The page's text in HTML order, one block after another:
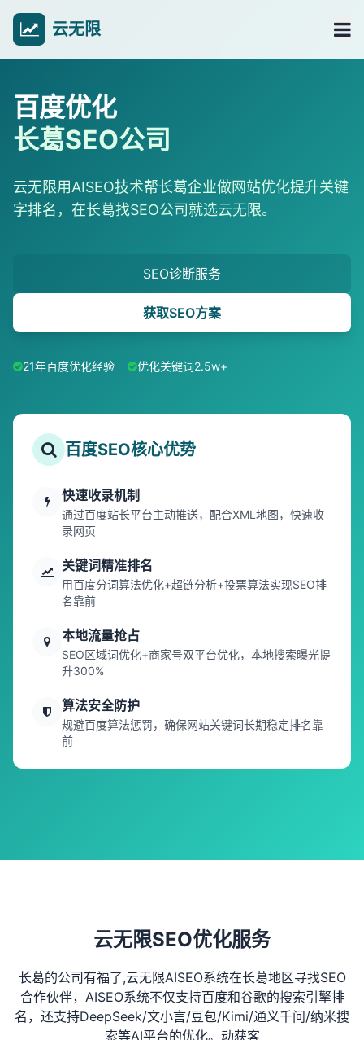
云无限
百度优化
长葛SEO公司
云无限用AISEO技术帮长葛企业做网站优化提升关键
字排名，在长葛找SEO公司就选云无限。
SEO诊断服务
获取SEO方案
21年百度优化经验 优化关键词2.5w+
百度SEO核心优势
快速收录机制
通过百度站长平台主动推送，配合XML地图，快速收
录网页
关键词精准排名
用百度分词算法优化+超链分析+投票算法实现SEO排
名靠前
本地流量抢占
SEO区域词优化+商家号双平台优化，本地搜索曝光提
升300%
算法安全防护
规避百度算法惩罚，确保网站关键词长期稳定排名靠
前
云无限SEO优化服务
长葛的公司有福了,云无限AISEO系统在长葛地区寻找SEO
合作伙伴，AISEO系统不仅支持百度和谷歌的搜索引擎排
名，还支持DeepSeek/文小言/豆包/Kimi/通义千问/纳米搜
索等AI平台的优化。动获客